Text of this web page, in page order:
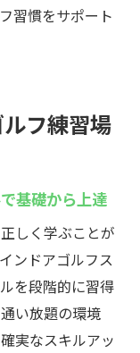
のゴルフ上達
ゴルフウテミ
クールは初
た藤沢の練習
的にゴルフ上
習慣をサポート
フ練習場
基礎から上達
しく学ぶことが
ンドアゴルフス
を段階的に習得
い放題の環境
実なスキルアッ